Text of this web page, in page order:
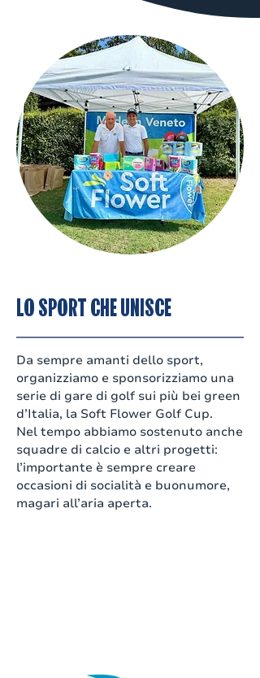
LO SPORT CHE UNISCE
Da sempre amanti dello sport,
organizziamo e sponsorizziamo una
serie di gare di golf sui più bei green
d’Italia, la Soft Flower Golf Cup.
Nel tempo abbiamo sostenuto anche
squadre di calcio e altri progetti:
l’importante è sempre creare
occasioni di socialità e buonumore,
magari all’aria aperta.